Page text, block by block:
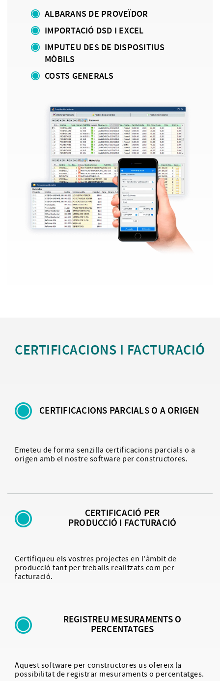
ALBARANS DE PROVEÏDOR
IMPORTACIÓ DSD I EXCEL
IMPUTEU DES DE DISPOSITIUS
MÒBILS
COSTS GENERALS
CERTIFICACIONS I FACTURACIÓ
CERTIFICACIONS PARCIALS O A ORIGEN
Emeteu de forma senzilla certificacions parcials o a
origen amb el nostre software per constructores.
CERTIFICACIÓ PER
PRODUCCIÓ I FACTURACIÓ
Certifiqueu els vostres projectes en l'àmbit de
producció tant per treballs realitzats com per
facturació.
REGISTREU MESURAMENTS O
PERCENTATGES
Aquest software per constructores us ofereix la
possibilitat de registrar mesuraments o percentatges.